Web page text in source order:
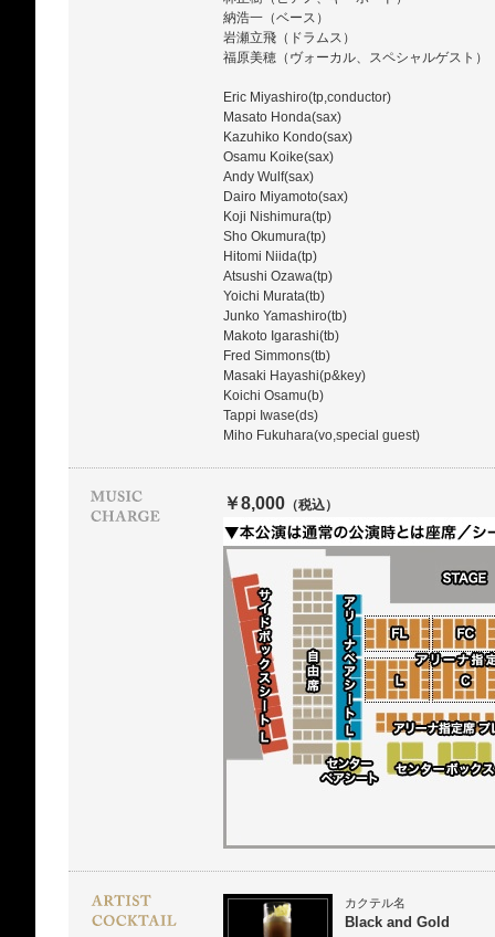
納浩一（ベース）
岩瀬立飛（ドラムス）
福原美穂（ヴォーカル、スペシャルゲスト）
Eric Miyashiro(tp,conductor)
Masato Honda(sax)
Kazuhiko Kondo(sax)
Osamu Koike(sax)
Andy Wulf(sax)
Dairo Miyamoto(sax)
Koji Nishimura(tp)
Sho Okumura(tp)
Hitomi Niida(tp)
Atsushi Ozawa(tp)
Yoichi Murata(tb)
Junko Yamashiro(tb)
Makoto Igarashi(tb)
Fred Simmons(tb)
Masaki Hayashi(p&key)
Koichi Osamu(b)
Tappi Iwase(ds)
Miho Fukuhara(vo,special guest)
￥8,000 （税込）
カクテル名
Black and Gold